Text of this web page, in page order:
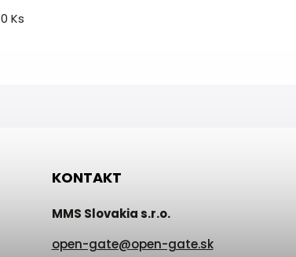
0 Ks
KONTAKT
MMS Slovakia s.r.o.
open-gate@open-gate.sk